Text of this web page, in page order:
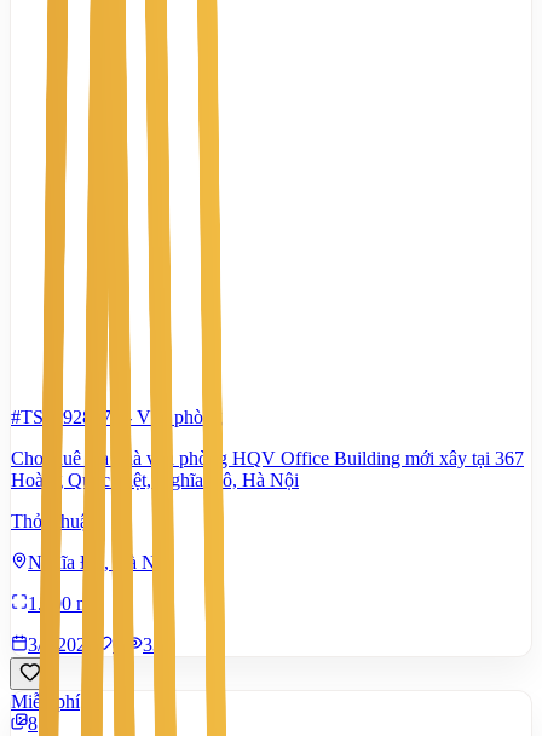
#TS10928979 - Văn phòng
Cho thuê tòa nhà văn phòng HQV Office Building mới xây tại 367
Hoàng Quốc Việt, Nghĩa Đô, Hà Nội
Thỏa thuận
Nghĩa Đô, Hà Nội
1.000 m²
3/8/2026
0 336
Miễn phí
8